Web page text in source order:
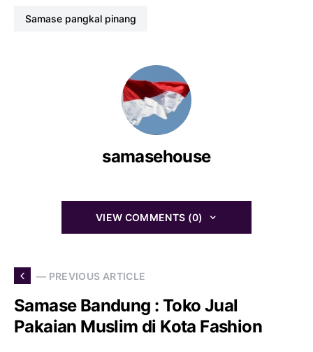
samase pangkal pinang
samasehouse
VIEW COMMENTS (0)
— PREVIOUS ARTICLE
Samase Bandung : Toko Jual
Pakaian Muslim di Kota Fashion